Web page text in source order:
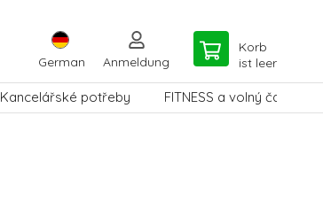
German Anmeldung
Korb
ist leer
Kancelářské potřeby FITNESS a volný čas